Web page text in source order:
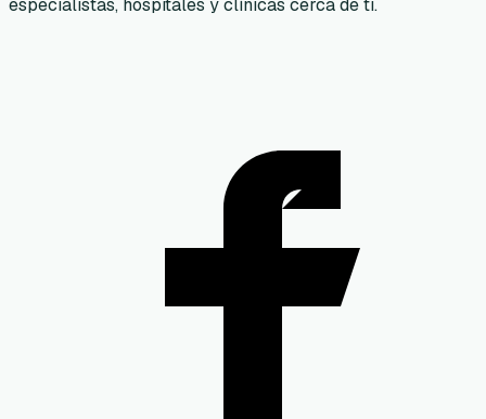
especialistas, hospitales y clínicas cerca de ti.